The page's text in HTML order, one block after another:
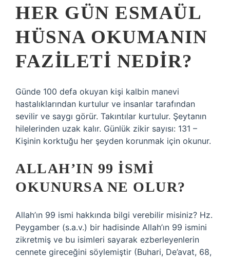
HER GÜN ESMAÜL
HÜSNA OKUMANIN
FAZILETI NEDIR?
Günde 100 defa okuyan kişi kalbin manevi
hastalıklarından kurtulur ve insanlar tarafından
sevilir ve saygı görür. Takıntılar kurtulur. Şeytanın
hilelerinden uzak kalır. Günlük zikir sayısı: 131 –
Kişinin korktuğu her şeyden korunmak için okunur.
ALLAH’IN 99 ISMI
OKUNURSA NE OLUR?
Allah’ın 99 ismi hakkında bilgi verebilir misiniz? Hz.
Peygamber (s.a.v.) bir hadisinde Allah’ın 99 ismini
zikretmiş ve bu isimleri sayarak ezberleyenlerin
cennete gireceğini söylemiştir (Buhari, De’avat, 68,